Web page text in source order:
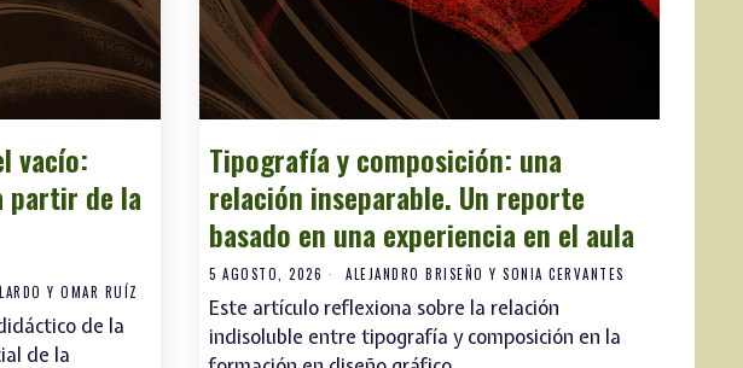
vacío:
partir de la
Y OMAR RUÍZ
de la
de la
Tipografía y composición: una
relación inseparable. Un reporte
basado en una experiencia en el aula
5 AGOSTO, 2026 ALEJANDRO BRISEÑO Y SONIA CERVANTES
Este artículo reflexiona sobre la relación
indisoluble entre tipografía y composición en la